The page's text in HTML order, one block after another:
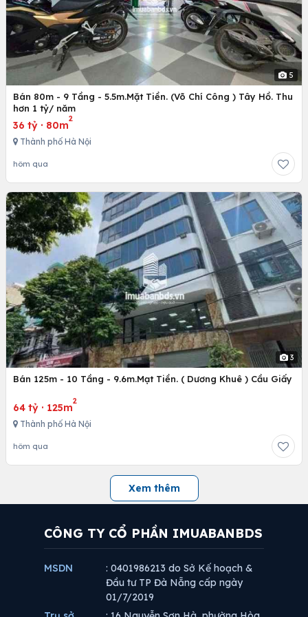
5
Bán 80m - 9 Tầng - 5.5m.Mặt Tiền. (Võ Chí Công ) Tây Hồ. Thu
hơn 1 tỷ/ năm
36 tỷ · 80m
2
Thành phố Hà Nội
hôm qua
3
Bán 125m - 10 Tầng - 9.6m.Mạt Tiền. ( Dương Khuê ) Cầu Giấy
64 tỷ · 125m
2
Thành phố Hà Nội
hôm qua
Xem thêm
CÔNG TY CỔ PHẦN IMUABANBDS
MSDN
: 0401986213 do Sở Kế hoạch &
Đầu tư TP Đà Nẵng cấp ngày
01/7/2019